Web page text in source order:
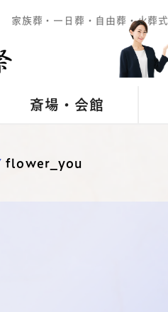
家族葬・一日葬・自由葬・火葬式
斎場・会館
flower_you